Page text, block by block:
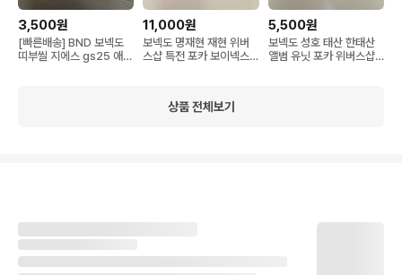
3,500원
[빠른배송] BND 보넥도
띠부씰 지에스 gs25 애플
11,000원
보넥도 명재현 재현 위버
스샵 특전 포카 보이넥스
5,500원
보넥도 성호 태산 한태산
앨범 유닛 포카 위버스샵
상품 전체보기